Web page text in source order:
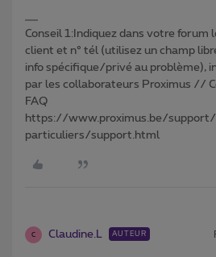
Conseil 1:Indiquez dans votre forum
client et n° tél (utilisez un champ
info spécifique/privé au problème),
par les collaborateurs Proximus //
FAQ
https://www.proximus.be/
particuliers/support.html
C Claudine.L AUTEUR